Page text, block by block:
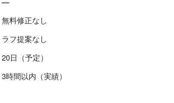
無料修正なし
ラフ提案なし
20日（予定）
3時間以内（実績）